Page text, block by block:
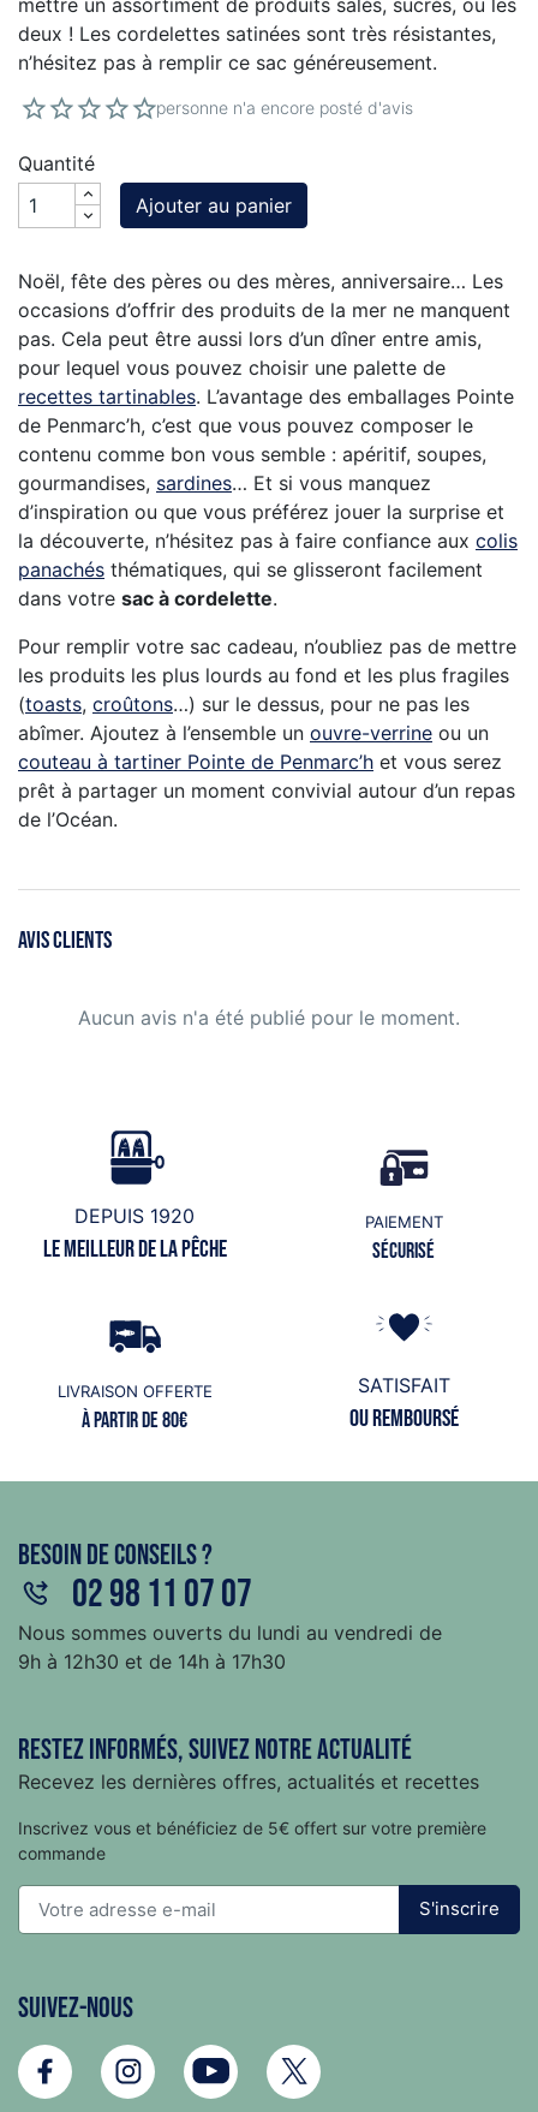
mettre un assortiment de produits salés, sucrés, ou les
deux ! Les cordelettes satinées sont très résistantes,
n’hésitez pas à remplir ce sac généreusement.
personne n'a encore posté d'avis
Quantité
Ajouter au panier
Noël, fête des pères ou des mères, anniversaire… Les
occasions d’offrir des produits de la mer ne manquent
pas. Cela peut être aussi lors d’un dîner entre amis,
pour lequel vous pouvez choisir une palette de
recettes tartinables. L’avantage des emballages Pointe
de Penmarc’h, c’est que vous pouvez composer le
contenu comme bon vous semble : apéritif, soupes,
gourmandises, sardines… Et si vous manquez
d’inspiration ou que vous préférez jouer la surprise et
la découverte, n’hésitez pas à faire confiance aux colis
panachés thématiques, qui se glisseront facilement
dans votre sac à cordelette.
Pour remplir votre sac cadeau, n’oubliez pas de mettre
les produits les plus lourds au fond et les plus fragiles
(toasts, croûtons…) sur le dessus, pour ne pas les
abîmer. Ajoutez à l’ensemble un ouvre-verrine ou un
couteau à tartiner Pointe de Penmarc’h et vous serez
prêt à partager un moment convivial autour d’un repas
de l’Océan.
AVIS CLIENTS
Aucun avis n'a été publié pour le moment.
DEPUIS 1920
Le meilleur de la pêche
PAIEMENT
Sécurisé
LIVRAISON OFFERTE
à partir de 80€
SATISFAIT
ou remboursé
Besoin de conseils ?
02 98 11 07 07
Nous sommes ouverts du lundi au vendredi de
9h à 12h30 et de 14h à 17h30
Restez informés, suivez notre actualité
Recevez les dernières offres, actualités et recettes
Inscrivez vous et bénéficiez de 5€ offert sur votre première
commande
S'inscrire
Suivez-nous